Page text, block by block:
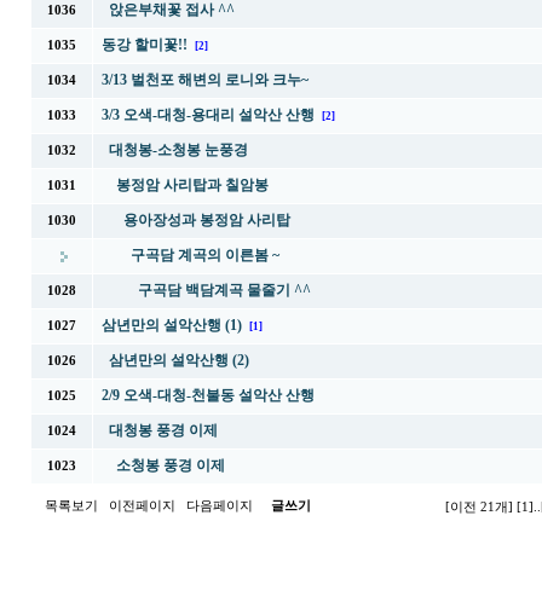
1036 앉은부채꽃 접사 ^^
1035 동강 할미꽃!! [2]
1034 3/13 벌천포 해변의 로니와 크누~
1033 3/3 오색-대청-용대리 설악산 산행 [2]
1032 대청봉-소청봉 눈풍경
1031 봉정암 사리탑과 칠암봉
1030 용아장성과 봉정암 사리탑
구곡담 계곡의 이른봄 ~
1028 구곡담 백담계곡 물줄기 ^^
1027 삼년만의 설악산행 (1) [1]
1026 삼년만의 설악산행 (2)
1025 2/9 오색-대청-천불동 설악산 산행
1024 대청봉 풍경 이제
1023 소청봉 풍경 이제
목록보기 이전페이지 다음페이지 글쓰기 [이전 21개] [1]